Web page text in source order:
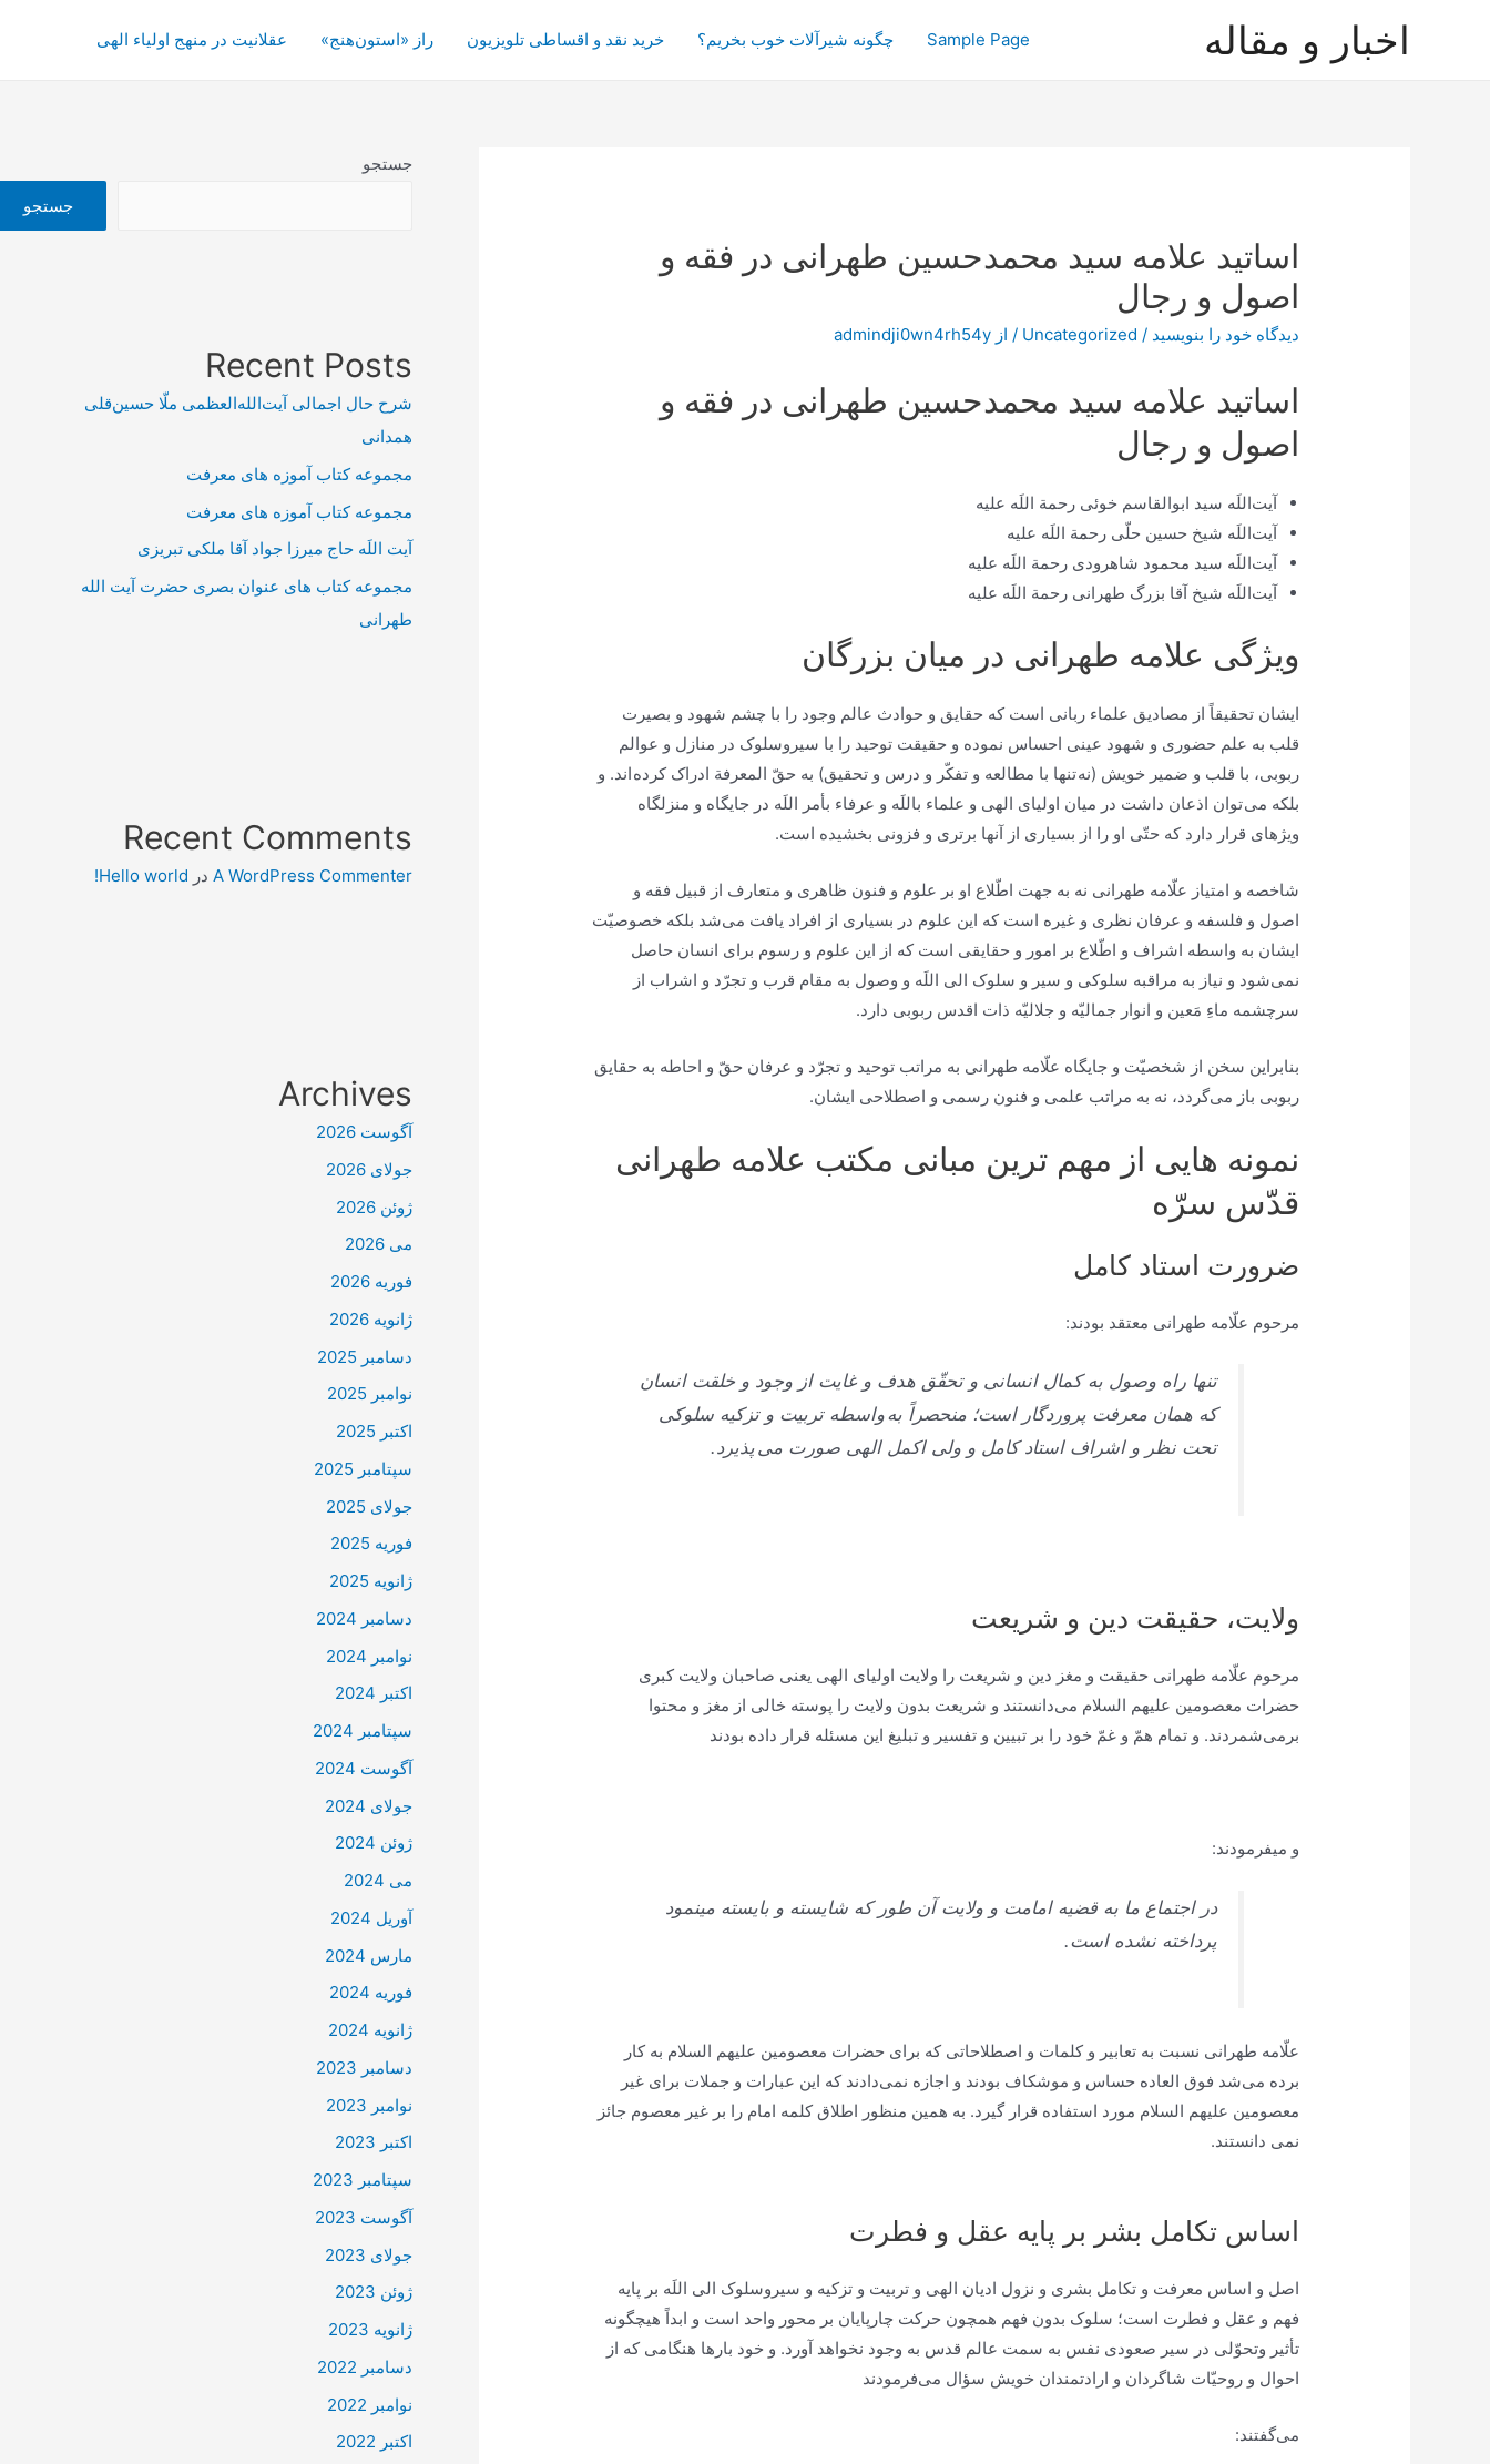
اخبار و مقاله Sample Page چگونه شیرآلات خوب بخریم؟ خرید نقد و اقساطی تلویزیون راز «استون‌هنج» عقلانیت در منهج اولیاء الهی
اساتید علامه سید محمدحسین طهرانی در فقه و
اصول و رجال
دیدگاه‌ خود را بنویسید /
Uncategorized / از admindji0wn4rh54y
اساتید علامه سید محمدحسین طهرانی در فقه و
اصول و رجال
آیت‌اللَه سید ابوالقاسم خوئی رحمة اللَه علیه
آیت‌اللَه شیخ حسین حلّی رحمة اللَه علیه
آیت‌اللَه سید محمود شاهرودی رحمة اللَه علیه
آیت‌اللَه شیخ آقا بزرگ طهرانی رحمة اللَه علیه
ویژگی علامه طهرانی در میان بزرگان
ایشان تحقيقاً از مصاديق علماء ربانی است كه حقایق و حوادث عالم وجود را با چشم شهود و بصيرت
قلب به علم حضورى و شهود عينى احساس نموده و حقيقت توحيد را با سیروسلوک در منازل و عوالم
ربوبى، با قلب و ضمير خويش (نه تنها با مطالعه و تفكّر و درس و تحقيق) به حقّ المعرفة ادراک كرده اند. و
بلكه می توان اذعان داشت در ميان اولياى الهى و علماء باللَه و عرفاء بأمر اللَه در جايگاه و منزلگاه
ويژه‏اى قرار دارد كه حتّى او را از بسيارى از آنها برترى و فزونى بخشيده است.
شاخصه و امتياز علّامه طهرانى نه به جهت اطّلاع او بر علوم و فنون ظاهرى و متعارف از قبيل فقه و
اصول و فلسفه و عرفان نظرى و غيره است كه اين علوم در بسيارى از افراد يافت می‌‏شد بلکه خصوصيّت
ايشان به واسطه اشراف و اطّلاع بر امور و حقايقى است كه از اين علوم و رسوم براى انسان حاصل
نمی‌‏شود و نياز به مراقبه سلوكى و سير و سلوک الى اللَه و وصول به مقام قرب و تجرّد و اشراب از
سرچشمه ماءِ مَعين و انوار جماليّه و جلاليّه ذات اقدس ربوبى دارد.
بنابراين سخن از شخصيّت و جايگاه علّامه طهرانى به مراتب توحيد و تجرّد و عرفان حقّ و احاطه به حقایق
ربوبى باز می‌‏گردد، نه به مراتب علمى و فنون رسمى و اصطلاحى ايشان.
نمونه هایی از مهم ترین مبانی مکتب علامه طهرانی
قدّس سرّه
ضرورت استاد کامل
مرحوم علّامه طهرانى معتقد بودند:
تنها راه وصول به کمال انسانی و تحقّق هدف و غایت از وجود و خلقت انسان
که همان معرفت پروردگار است؛ منحصراً به واسطه تربیت و تزکیه سلوکی
تحت نظر و اشراف استاد کامل و ولی اکمل الهی صورت می پذیرد.
ولایت، حقیقت دین و شریعت
مرحوم علّامه طهرانى حقيقت و مغز دين و شريعت را ولايت اولياى الهى يعنى صاحبان ولايت كبرى
حضرات معصومين علیهم السلام می‏‌دانستند و شريعت بدون ولايت را پوسته خالى از مغز و محتوا
برمی‌شمردند. و تمام همّ و غمّ خود را بر تبيين و تفسير و تبليغ اين مسئله قرار داده بودند
و می‏فرمودند:
در اجتماع ما به قضيه امامت و ولايت آن طور كه شايسته و بايسته می‏نمود
پرداخته نشده است.
علّامه طهرانى نسبت به تعابير و كلمات و اصطلاحاتى كه براى حضرات معصومين علیهم السلام به كار
برده می‌‏شد فوق العاده حساس و موشكاف بودند و اجازه نمی‌دادند كه اين عبارات و جملات براى غير
معصومين علیهم السلام مورد استفاده قرار گيرد. به همین منظور اطلاق کلمه امام را بر غیر معصوم جائز
نمی دانستند.
اساس تکامل بشر بر پایه عقل و فطرت
اصل و اساس معرفت و تكامل بشرى و نزول اديان الهى و تربيت و تزكيه و سيروسلوک الى اللَه بر پايه
فهم و عقل و فطرت است؛ سلوک بدون فهم همچون حركت چارپايان بر محور واحد است و ابداً هيچ‏گونه
تأثير وتحوّلى در سير صعودى نفس به سمت عالم قدس به وجود نخواهد آورد. و خود بارها هنگامى كه از
احوال و روحيّات شاگردان و ارادتمندان خويش سؤال می‌فرمودند
می‌گفتند:
جستجو
جستجو
Recent Posts
شرح حال اجمالی آیت‌الله‌العظمی ملّا حسین‌قلی
همدانی
مجموعه کتاب آموزه های معرفت
مجموعه کتاب آموزه های معرفت
آیت اللَه حاج میرزا جواد آقا ملکی تبریزی
مجموعه کتاب های عنوان بصری حضرت آیت الله
طهرانی
Recent Comments
A WordPress Commenter در Hello world!
Archives
آگوست 2026
جولای 2026
ژوئن 2026
می 2026
فوریه 2026
ژانویه 2026
دسامبر 2025
نوامبر 2025
اکتبر 2025
سپتامبر 2025
جولای 2025
فوریه 2025
ژانویه 2025
دسامبر 2024
نوامبر 2024
اکتبر 2024
سپتامبر 2024
آگوست 2024
جولای 2024
ژوئن 2024
می 2024
آوریل 2024
مارس 2024
فوریه 2024
ژانویه 2024
دسامبر 2023
نوامبر 2023
اکتبر 2023
سپتامبر 2023
آگوست 2023
جولای 2023
ژوئن 2023
ژانویه 2023
دسامبر 2022
نوامبر 2022
اکتبر 2022